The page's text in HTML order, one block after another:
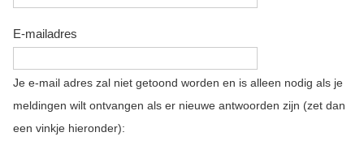
E-mailadres
Je e-mail adres zal niet getoond worden en is alleen nodig als je
meldingen wilt ontvangen als er nieuwe antwoorden zijn (zet dan
een vinkje hieronder):